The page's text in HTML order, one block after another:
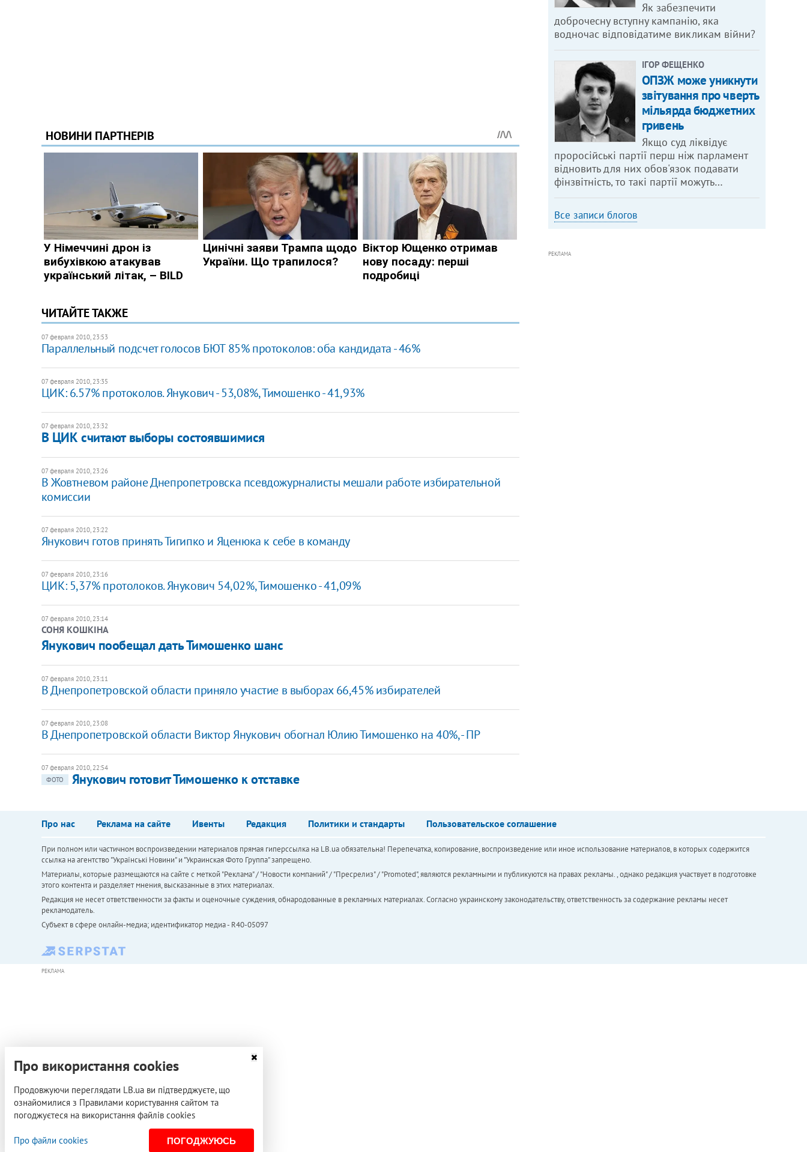
ЧИТАЙТЕ ТАКЖЕ
07 февраля 2010, 23:53
Параллельный подсчет голосов БЮТ 85% протоколов: оба кандидата - 46%
07 февраля 2010, 23:35
ЦИК: 6.57% протоколов. Янукович - 53,08%, Тимошенко - 41,93%
07 февраля 2010, 23:32
В ЦИК считают выборы состоявшимися
07 февраля 2010, 23:26
В Жовтневом районе Днепропетровска псевдожурналисты мешали работе избирательной
комиссии
07 февраля 2010, 23:22
Янукович готов принять Тигипко и Яценюка к себе в команду
07 февраля 2010, 23:16
ЦИК: 5,37% протолоков. Янукович 54,02%, Тимошенко - 41,09%
07 февраля 2010, 23:14
СОНЯ КОШКІНА
Янукович пообещал дать Тимошенко шанс
07 февраля 2010, 23:11
В Днепропетровской области приняло участие в выборах 66,45% избирателей
07 февраля 2010, 23:08
В Днепропетровской области Виктор Янукович обогнал Юлию Тимошенко на 40%, - ПР
07 февраля 2010, 22:54
ФОТО
Янукович готовит Тимошенко к отставке
Як забезпечити
доброчесну вступну кампанію, яка
водночас відповідатиме викликам війни?
ІГОР ФЕЩЕНКО
ОПЗЖ може уникнути
звітування про чверть
мільярда бюджетних
гривень
Якщо суд ліквідує
проросійські партії перш ніж парламент
відновить для них обов'язок подавати
фінзвітність, то такі партії можуть…
Все записи блогов
РЕКЛАМА
Про нас Реклама на сайте Ивенты Редакция Политики и стандарты Пользовательское соглашение
При полном или частичном воспроизведении материалов прямая гиперссылка на LB.ua обязательна! Перепечатка, копирование, воспроизведение или иное использование материалов, в которых содержится
ссылка на агентство "Українськi Новини" и "Украинская Фото Группа" запрещено.
Материалы, которые размещаются на сайте с меткой "Реклама" / "Новости компаний" / "Пресрелиз" / "Promoted", являются рекламными и публикуются на правах рекламы. , однако редакция участвует в подготовке
этого контента и разделяет мнения, высказанные в этих материалах.
Редакция не несет ответственности за факты и оценочные суждения, обнародованные в рекламных материалах. Согласно украинскому законодательству, ответственность за содержание рекламы несет
рекламодатель.
Субъект в сфере онлайн-медиа; идентификатор медиа - R40-05097
РЕКЛАМА
Про використання cookies
Продовжуючи переглядати LB.ua ви підтверджуєте, що
ознайомилися з Правилами користування сайтом та
погоджуєтеся на використання файлів cookies
Про файли cookies ПОГОДЖУЮСЬ